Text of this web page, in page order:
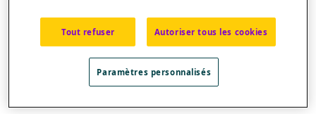
Tout refuser Autoriser tous les cookies
Paramètres personnalisés